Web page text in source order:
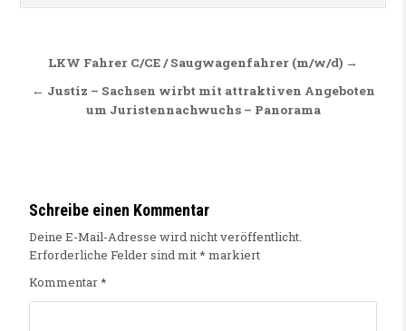
Beitragsnavigation
LKW Fahrer C/CE / Saugwagenfahrer (m/w/d) →
← Justiz – Sachsen wirbt mit attraktiven Angeboten
um Juristennachwuchs – Panorama
Schreibe einen Kommentar
Deine E-Mail-Adresse wird nicht veröffentlicht.
Erforderliche Felder sind mit* markiert
Kommentar*